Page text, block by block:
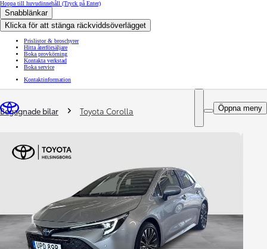
Hoppa till huvudinnehåll (Tryck på Enter)
Snabblänkar
Klicka för att stänga räckviddsöverlägget
Prislistor & broschyrer
Hitta återförsäljare
Boka provkörning
Kontakta verkstad
Boka service
Kontaktinformation
Öppna meny
You are here
Begagnade bilar Toyota Corolla